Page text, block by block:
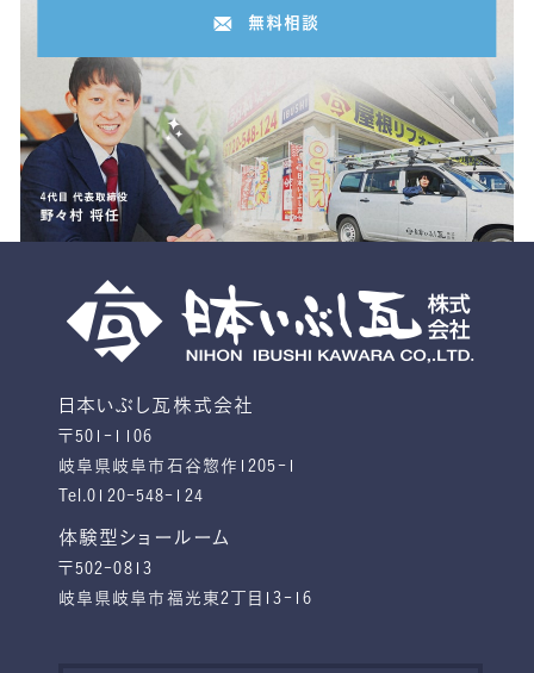
無料相談
日本いぶし瓦株式会社
〒501-1106
岐阜県岐阜市石谷惣作1205-1
Tel.0120-548-124
体験型ショールーム
〒502-0813
岐阜県岐阜市福光東2丁目13-16